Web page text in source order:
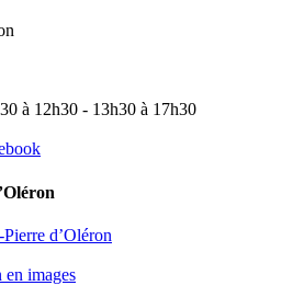
à 12h30 - 13h30 à 17h30
d’Oléron
en images